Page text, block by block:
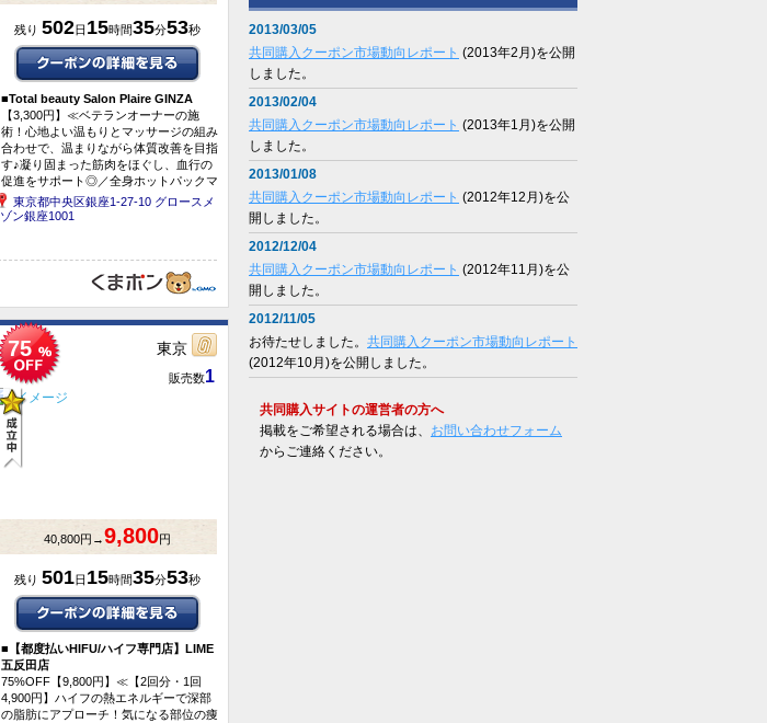
残り 502日 15時間35分53秒
■Total beauty Salon Plaire GINZA
【3,300円】≪ベテランオーナーの施
術！心地よい温もりとマッサージの組み
合わせで、温まりながら体質改善を目指
す♪凝り固まった筋肉をほぐし、血行の
促進をサポート◎／全身ホットパックマ
ッサージコース 計90分≫
東京都中央区銀座1-27-10 グロースメ
ゾン銀座1001
75 東京
販売数1
40,800円→9,800円
残り 501日 15時間35分53秒
■ 【都度払いHIFU/ハイフ専門店】LIME
五反田店
75%OFF【9,800円】≪【2回分・1回
4,900円】ハイフの熱エネルギーで深部
の脂肪にアプローチ！気になる部位の痩
2013/03/05
共同購入クーポン市場動向レポート (2013年2月)を公開
しました。
2013/02/04
共同購入クーポン市場動向レポート (2013年1月)を公開
しました。
2013/01/08
共同購入クーポン市場動向レポート (2012年12月)を公
開しました。
2012/12/04
共同購入クーポン市場動向レポート (2012年11月)を公
開しました。
2012/11/05
お待たせしました。 共同購入クーポン市場動向レポート
(2012年10月)を公開しました。
共同購入サイトの運営者の方へ
掲載をご希望される場合は、 お問い合わせフォーム
からご連絡ください。